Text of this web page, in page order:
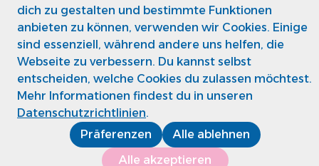
dich zu gestalten und bestimmte Funktionen
anbieten zu können, verwenden wir Cookies. Einige
sind essenziell, während andere uns helfen, die
Webseite zu verbessern. Du kannst selbst
entscheiden, welche Cookies du zulassen möchtest.
Mehr Informationen findest du in unseren
Datenschutzrichtlinien.
Präferenzen
Alle ablehnen
Alle akzeptieren